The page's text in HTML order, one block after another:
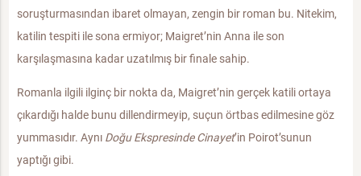
soruşturmasından ibaret olmayan, zengin bir roman bu. Nitekim,
katilin tespiti ile sona ermiyor; Maigret’nin Anna ile son
karşılaşmasına kadar uzatılmış bir finale sahip.
Romanla ilgili ilginç bir nokta da, Maigret’nin gerçek katili ortaya
çıkardığı halde bunu dillendirmeyip, suçun örtbas edilmesine göz
yummasıdır. Aynı Doğu Ekspresinde Cinayet’in Poirot’sunun
yaptığı gibi.